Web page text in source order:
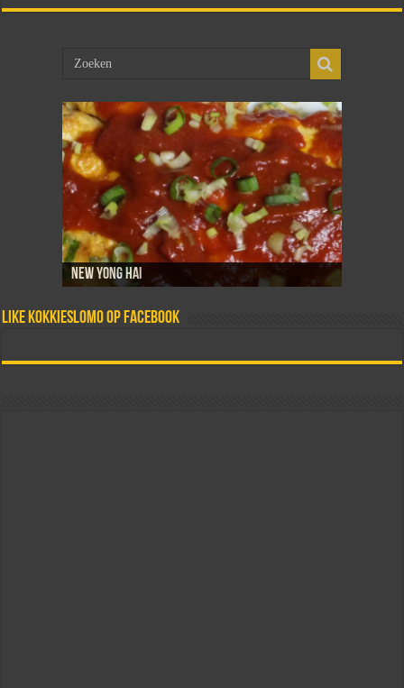
New Yong Hai
Sambal goreng telor
Dadar isi
Martabak telor
Tahoe telor
Like Kokkieslomo op Facebook